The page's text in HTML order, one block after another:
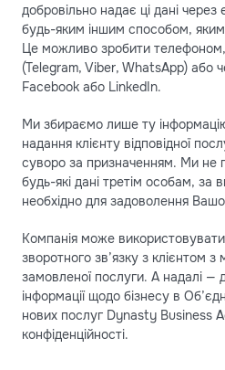
добровільно надає ці дані
будь-яким іншим способом,
Це можливо зробити
(Telegram, Viber, WhatsApp) або
Facebook або LinkedIn.
Ми збираємо лише ту
надання клієнту відповідної
суворо за призначенням. Ми не
будь-які дані третім особам, за
необхідно для задоволення
Компанія може
зворотного зв’язку з клієнтом
замовленої послуги. А надалі —
інформації щодо бізнесу в
нових послуг Dynasty Business
конфіденційності.